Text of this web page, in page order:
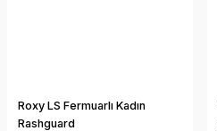
Roxy LS Fermuarlı Kadın
Rashguard